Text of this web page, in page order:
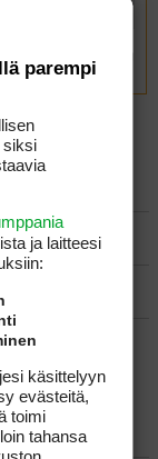
parempi
siksi
ja laitteesi
käsittelyyn
evästeitä,
toimi
tahansa